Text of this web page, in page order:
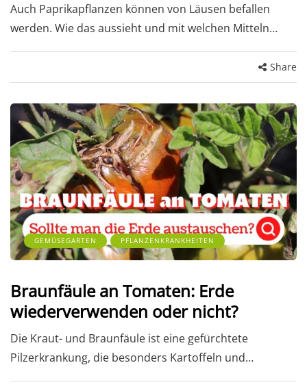
Auch Paprikapflanzen können von Läusen befallen
werden. Wie das aussieht und mit welchen Mitteln…
Share
GEMÜSEGARTEN PFLANZENKRANKHEITEN
Braunfäule an Tomaten: Erde
wiederverwenden oder nicht?
Die Kraut- und Braunfäule ist eine gefürchtete
Pilzerkrankung, die besonders Kartoffeln und…